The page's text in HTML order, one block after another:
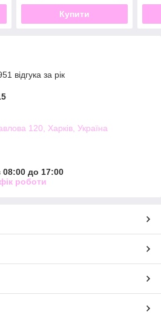
Купити
відгука за рік
120, Харків, Україна
08:00 до 17:00
роботи